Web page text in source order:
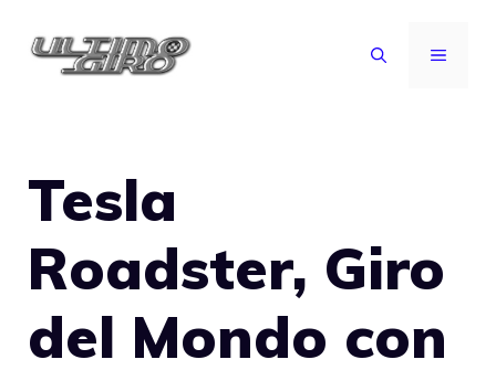
MENU
Tesla
Roadster, Giro
del Mondo con